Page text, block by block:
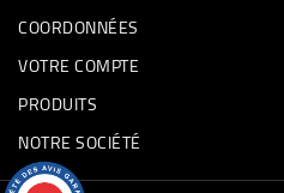
COORDONNÉES
VOTRE COMPTE
PRODUITS
NOTRE SOCIÉTÉ